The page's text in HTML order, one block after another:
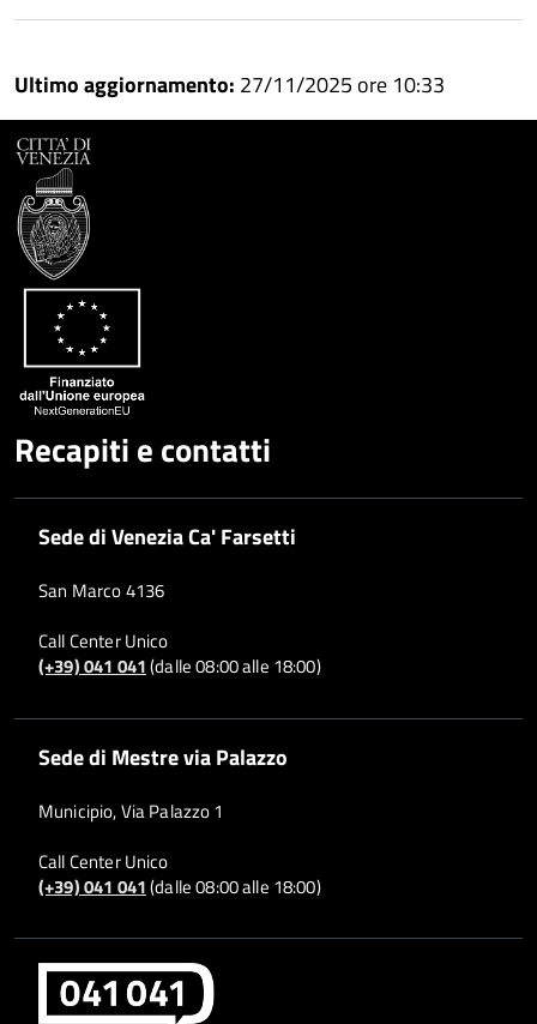
Ultimo aggiornamento: 27/11/2025 ore 10:33
Recapiti e contatti
Sede di Venezia Ca' Farsetti
San Marco 4136
Call Center Unico
(+39) 041 041(dalle 08:00 alle 18:00)
Sede di Mestre via Palazzo
Municipio, Via Palazzo 1
Call Center Unico
(+39) 041 041(dalle 08:00 alle 18:00)